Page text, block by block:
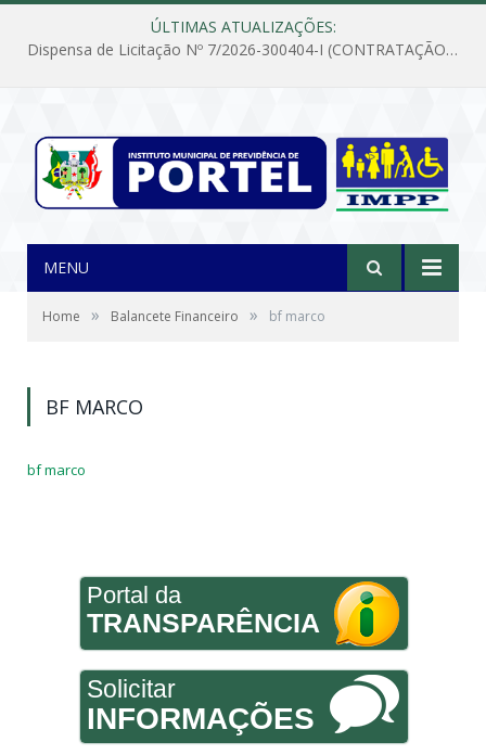
ÚLTIMAS ATUALIZAÇÕES:
Dispensa de Licitação Nº 7/2026-300404-I (CONTRATAÇÃO DE EMPRESA PARA MANUTENÇÃO E REPARAÇÃO DE APARELHOS DE AR CONDICIONADO, EM ATENDIMENTO ÀS NECESSIDADES DO INSTITUTO DE PREVIDÊNCIA MUNICIPAL DE PORTEL/PA)
MENU
Home » Balancete Financeiro » bf marco
BF MARCO
bf marco
Portal da
TRANSPARÊNCIA
Solicitar
INFORMAÇÕES